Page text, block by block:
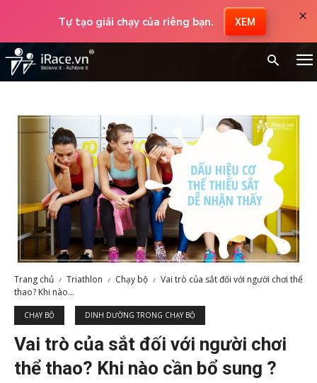
Tự tạo giải chạy của riêng bạn. XEM ×
Trang chủ Triathlon Chạy bộ
Vai trò của sắt đối với người chơi thể
thao? Khi nào...
CHẠY BỘ DINH DƯỠNG TRONG CHẠY BỘ
Vai trò của sắt đối với người chơi
thể thao? Khi nào cần bổ sung ?